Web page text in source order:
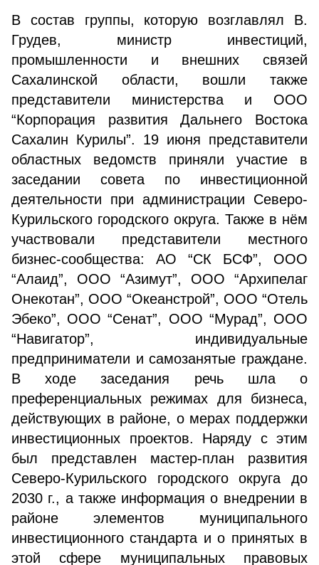
В состав группы, которую возглавлял В.
Грудев, министр инвестиций,
промышленности и внешних связей
Сахалинской области, вошли также
представители министерства и ООО
“Корпорация развития Дальнего Востока
Сахалин Курилы”. 19 июня представители
областных ведомств приняли участие в
заседании совета по инвестиционной
деятельности при администрации Северо-
Курильского городского округа. Также в нём
участвовали представители местного
бизнес-сообщества: АО “СК БСФ”, ООО
“Алаид”, ООО “Азимут”, ООО “Архипелаг
Онекотан”, ООО “Океанстрой”, ООО “Отель
Эбеко”, ООО “Сенат”, ООО “Мурад”, ООО
“Навигатор”, индивидуальные
предприниматели и самозанятые граждане.
В ходе заседания речь шла о
преференциальных режимах для бизнеса,
действующих в районе, о мерах поддержки
инвестиционных проектов. Наряду с этим
был представлен мастер-план развития
Северо-Курильского городского округа до
2030 г., а также информация о внедрении в
районе элементов муниципального
инвестиционного стандарта и о принятых в
этой сфере муниципальных правовых